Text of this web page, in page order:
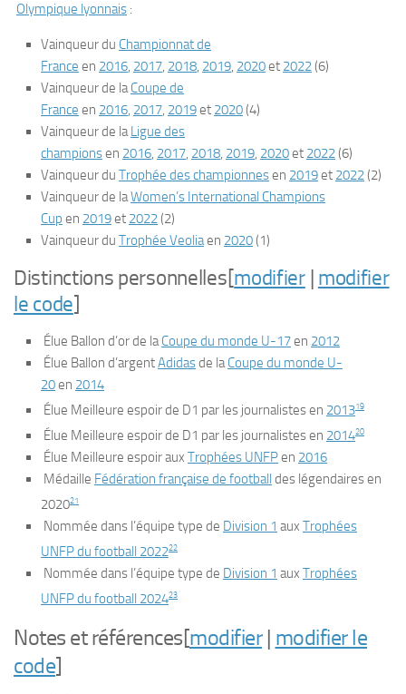
Olympique lyonnais :
Vainqueur du Championnat de
France en 2016, 2017, 2018, 2019, 2020et 2022(6)
Vainqueur de laCoupe de
France en 2016, 2017, 2019et 2020(4)
Vainqueur de laLigue des
championsen 2016, 2017, 2018, 2019, 2020et 2022(6)
Vainqueur du Trophée des championnesen 2019et 2022(2)
Vainqueur de laWomen’s International Champions
Cup en 2019et 2022(2)
Vainqueur du Trophée Veoliaen 2020(1)
Distinctions personnelles[modifier| modifier
le code]
Élue Ballon d’or de laCoupe du monde U-17en 2012
Élue Ballon d’argentAdidasde laCoupe du monde U-
20en 2014
Élue Meilleure espoir de D1 par les journalistes en 201319
Élue Meilleure espoir de D1 par les journalistes en 201420
Élue Meilleure espoir aux Trophées UNFPen 2016
Médaille Fédération française de football des légendaires en
202021
Nommée dans l’équipe type de Division 1 aux Trophées
UNFP du football 202222
Nommée dans l’équipe type de Division 1 aux Trophées
UNFP du football 202423
Notes et références[modifier| modifier le
code]